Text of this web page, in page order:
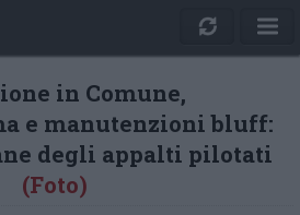
in Comune,
e manutenzioni bluff:
degli appalti pilotati
(Foto)